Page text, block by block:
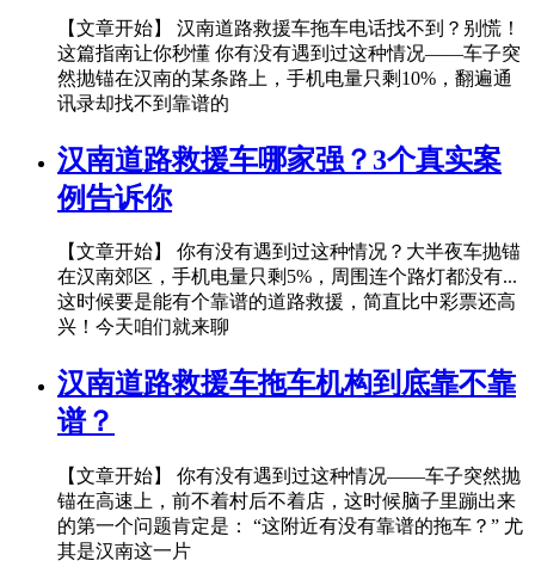
【文章开始】 汉南道路救援车拖车电话找不到？别慌！
这篇指南让你秒懂 你有没有遇到过这种情况——车子突
然抛锚在汉南的某条路上，手机电量只剩10%，翻遍通
讯录却找不到靠谱的
汉南道路救援车哪家强？3个真实案
例告诉你
【文章开始】 你有没有遇到过这种情况？大半夜车抛锚
在汉南郊区，手机电量只剩5%，周围连个路灯都没有...
这时候要是能有个靠谱的道路救援，简直比中彩票还高
兴！今天咱们就来聊
汉南道路救援车拖车机构到底靠不靠
谱？
【文章开始】 你有没有遇到过这种情况——车子突然抛
锚在高速上，前不着村后不着店，这时候脑子里蹦出来
的第一个问题肯定是： “这附近有没有靠谱的拖车？” 尤
其是汉南这一片